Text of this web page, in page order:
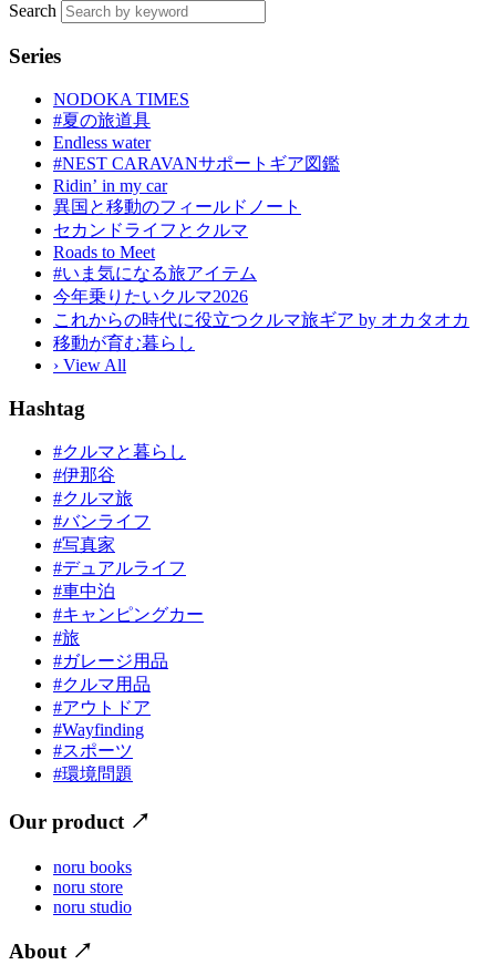
Search
Series
NODOKA TIMES
#夏の旅道具
Endless water
#NEST CARAVANサポートギア図鑑
Ridinʼ in my car
異国と移動のフィールドノート
セカンドライフとクルマ
Roads to Meet
#いま気になる旅アイテム
今年乗りたいクルマ2026
これからの時代に役立つクルマ旅ギア by オカタオカ
移動が育む暮らし
› View All
Hashtag
#クルマと暮らし
#伊那谷
#クルマ旅
#バンライフ
#写真家
#デュアルライフ
#車中泊
#キャンピングカー
#旅
#ガレージ用品
#クルマ用品
#アウトドア
#Wayfinding
#スポーツ
#環境問題
Our product ↗
noru books
noru store
noru studio
About ↗